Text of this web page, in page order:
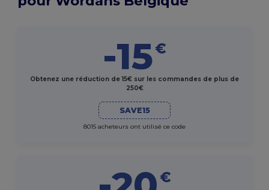
-15€
Obtenez une réduction de 15€ sur les commandes de plus de
250€
SAVE15
8015 acheteurs ont utilisé ce code
€